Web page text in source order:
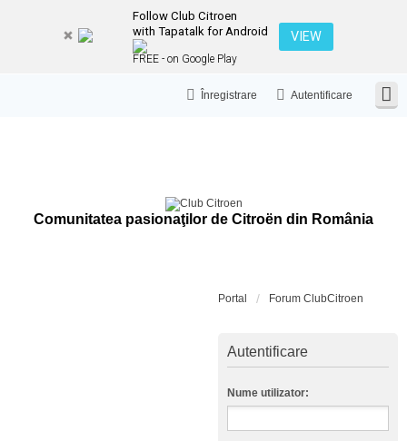
Follow Club Citroen
with Tapatalk for Android
FREE - on Google Play
VIEW
Autentificare
Înregistrare
Comunitatea pasionaţilor de Citroën din România
Portal Forum ClubCitroen
Autentificare
Nume utilizator: